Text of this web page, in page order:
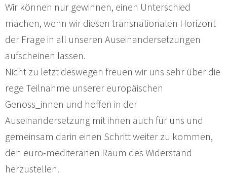
Wir können nur gewinnen, einen Unterschied
machen, wenn wir diesen transnationalen Horizont
der Frage in all unseren Auseinandersetzungen
aufscheinen lassen.
Nicht zu letzt deswegen freuen wir uns sehr über die
rege Teilnahme unserer europäischen
Genoss_innen und hoffen in der
Auseinandersetzung mit ihnen auch für uns und
gemeinsam darin einen Schritt weiter zu kommen,
den euro-mediteranen Raum des Widerstand
herzustellen.